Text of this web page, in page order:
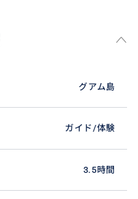
グアム島
ガイド/体験
3.5時間